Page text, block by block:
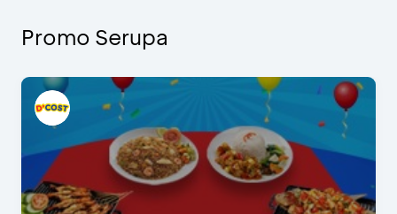
Promo Serupa